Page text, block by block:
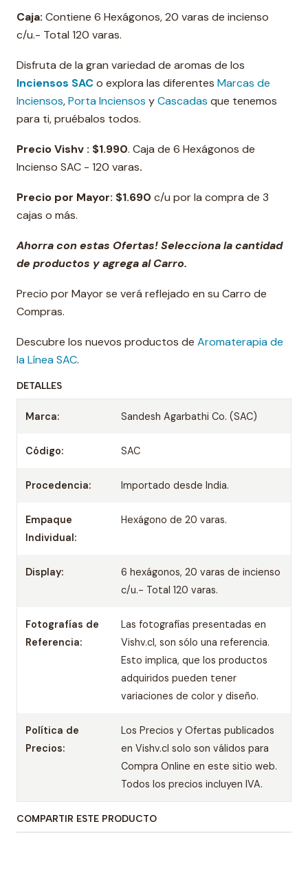
Caja: Contiene 6 Hexágonos, 20 varas de incienso
c/u.- Total 120 varas.
Disfruta de la gran variedad de aromas de los
Inciensos SACo explora las diferentes Marcas de
Inciensos,Porta Inciensos yCascadas que tenemos
para ti, pruébalos todos.
Precio Vishv : $1.990. Caja de 6 Hexágonos de
Incienso SAC - 120 varas.
Precio por Mayor: $1.690 c/u por la compra de 3
cajas o más.
Ahorra con estas Ofertas! Selecciona la cantidad
de productos y agrega al Carro.
Precio por Mayor se verá reflejado en su Carro de
Compras.
Descubre los nuevos productos de Aromaterapia de
la Línea SAC.
DETALLES
Marca: Sandesh Agarbathi Co. (SAC)
Código: SAC
Procedencia: Importado desde India.
Empaque
Individual:
Hexágono de 20 varas.
Display:
6 hexágonos, 20 varas de incienso
c/u.- Total 120 varas.
Fotografías de
Referencia:
Las fotografías presentadas en
Vishv.cl, son sólo una referencia.
Esto implica, que los productos
adquiridos pueden tener
variaciones de color y diseño.
Política de
Precios:
Los Precios y Ofertas publicados
en Vishv.cl solo son válidos para
Compra Online en este sitio web.
Todos los precios incluyen IVA.
COMPARTIR ESTE PRODUCTO